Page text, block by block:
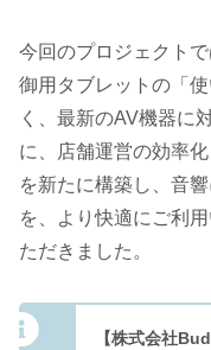
今回のプロジェクト
御用タブレットの「
く、最新のAV機器に
に、店舗運営の効率
を新たに構築し、音
を、より快適にご利
ただきました。
【株式会社